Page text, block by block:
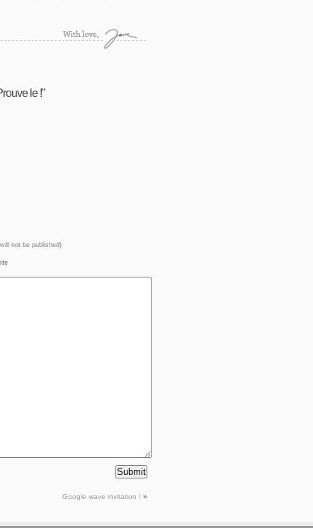
le !”
not be published)
Google wave invitation ! »